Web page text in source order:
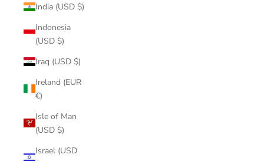
India (USD $)
Indonesia
(USD $)
Iraq (USD $)
Ireland (EUR
€)
Isle of Man
(USD $)
Israel (USD